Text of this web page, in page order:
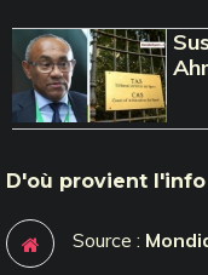
D'où provient l'info
Source :